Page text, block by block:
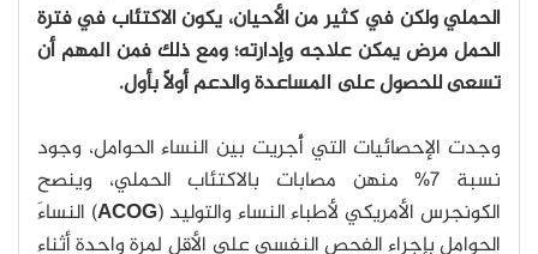
الحملي ولكن في كثير من الأحيان، يكون الاكتئاب في فترة
الحمل مرض يمكن علاجه وإدارته؛ ومع ذلك فمن المهم أن
تسعى للحصول على المساعدة والدعم أولاً بأول.
وجدت الإحصائيات التي أُجريت بين النساء الحوامل، وجود
نسبة 7% منهن مصابات بالاكتئاب الحملي، وينصح
الكونجرس الأمريكي لأطباء النساء والتوليد (ACOG) النساءَ
الحوامل بإجراء الفحص النفسي على الأقل لمرة واحدة أثناء